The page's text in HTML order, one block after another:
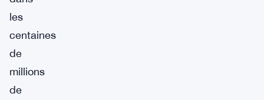
les
centaines
de
millions
de